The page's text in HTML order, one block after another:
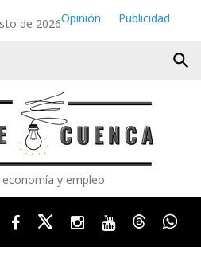
de 2026Opinión
Publicidad
search
y empleo
FacebookTwitterInstagram
YoutubeThreads